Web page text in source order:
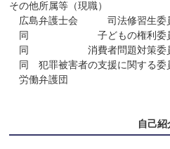
その他所属等（現職）
広島弁護士会　　　司法修習生委
同　　　　　　　子どもの権利委
同　　　　　　消費者問題対策委
同　犯罪被害者の支援に関する委
労働弁護団　　　　　　　　　
自己紹